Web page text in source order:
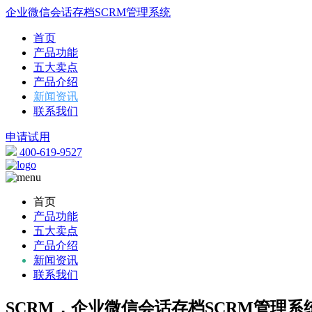
企业微信会话存档SCRM管理系统
首页
产品功能
五大卖点
产品介绍
新闻资讯
联系我们
申请试用
400-619-9527
首页
产品功能
五大卖点
产品介绍
新闻资讯
联系我们
SCRM，企业微信会话存档SCRM管理系